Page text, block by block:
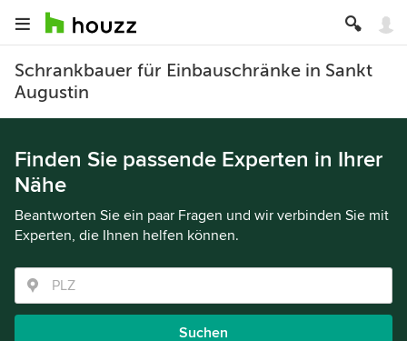
Schrankbauer für Einbauschränke in Sankt
Augustin
Finden Sie passende Experten in Ihrer
Nähe
Beantworten Sie ein paar Fragen und wir verbinden Sie mit
Experten, die Ihnen helfen können.
Suchen